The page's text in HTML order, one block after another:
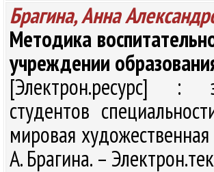
Брагина, Анна
Методика
учреждении
[Электрон.ресурс] :
студентов
мировая
А. Брагина. –